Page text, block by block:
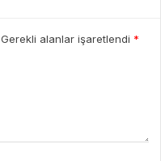
Gerekli alanlar işaretlendi *